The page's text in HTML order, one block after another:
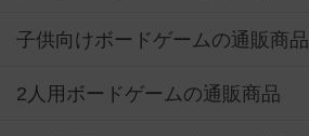
子供向けボードゲームの通販商品
2人用ボードゲームの通販商品